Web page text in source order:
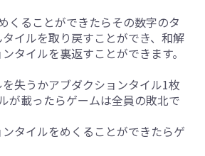
くることができたらその数字のタ
イルを取り戻すことができ、和解
タイルを裏返すことができます。
失うかアブダクションタイル1枚
が載ったらゲームは全員の敗北で
タイルをめくることができたらゲ